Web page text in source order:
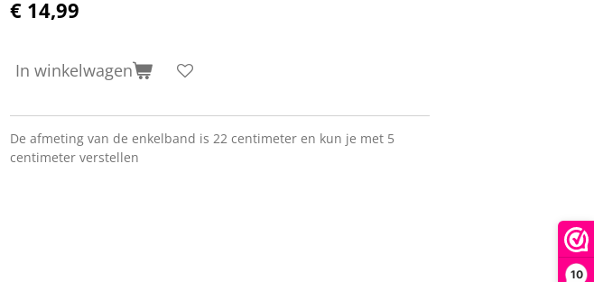
10
€ 14,99
In winkelwagen
De afmeting van de enkelband is 22 centimeter en kun je met 5
centimeter verstellen